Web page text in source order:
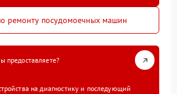
ремонту посудомоечных машин
предоставляете?
на диагностику и последующий